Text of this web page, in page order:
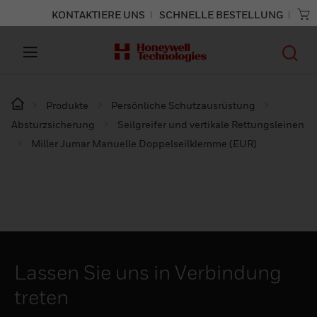
KONTAKTIERE UNS SCHNELLE BESTELLUNG
Produkte
Persönliche Schutzausrüstung
Absturzsicherung
Seilgreifer und vertikale Rettungsleinen
Miller Jumar Manuelle Doppelseilklemme (EUR)
Lassen Sie uns in Verbindung
treten